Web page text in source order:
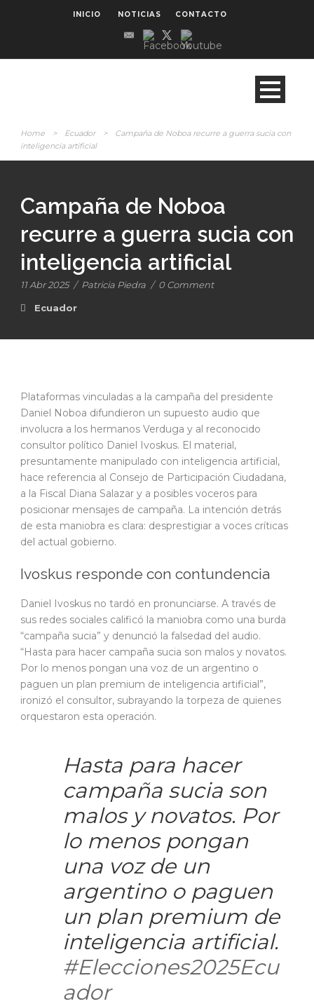
INICIO NOTICIAS CONTACTO
Home > Ecuador >
Campaña de Noboa recurre a guerra sucia con
inteligencia artificial
Campaña de Noboa
recurre a guerra sucia con
inteligencia artificial
11 Abr 2025 / Patricia Piedra / 0 Comment
Ecuador
Plataformas vinculadas a la campaña del presidente
Daniel Noboa difundieron un supuesto audio que
involucra a los hermanos Verduga y al reconocido
consultor político Daniel Ivoskus. El material,
presuntamente manipulado con inteligencia artificial,
hace referencia al Consejo de Participación Ciudadana,
a la Fiscal Diana Salazar y a posibles voceros para
posicionar mensajes de campaña. La intención detrás
de esta maniobra es clara: desprestigiar a voces críticas
del actual gobierno.
Ivoskus responde con contundencia
Daniel Ivoskus no tardó en pronunciarse. A través de
sus redes sociales calificó la maniobra como una burda
“campaña sucia” y denunció la falsedad del audio.
“Hasta para hacer campaña sucia son malos y novatos.
Por lo menos pongan una voz de un argentino o
paguen un plan premium de inteligencia artificial”,
ironizó el consultor, subrayando la torpeza de quienes
orquestaron esta operación.
Hasta para hacer
campaña sucia son
malos y novatos. Por
lo menos pongan
una voz de un
argentino o paguen
un plan premium de
inteligencia artificial.
#Elecciones2025Ecu
ador